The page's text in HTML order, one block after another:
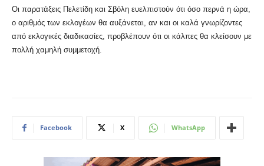
Οι παρατάξεις Πελετίδη και Σβόλη ευελπιστούν ότι όσο περνά η ώρα,
ο αριθμός των εκλογέων θα αυξάνεται, αν και οι καλά γνωρίζοντες
από εκλογικές διαδικασίες, προβλέπουν ότι οι κάλπες θα κλείσουν με
πολλή χαμηλή συμμετοχή.
Facebook X WhatsApp